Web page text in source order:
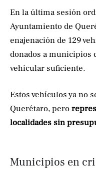
En la última sesión
Ayuntamiento de
enajenación de 129
donados a municipios
vehicular suficiente.
Estos vehículos ya no
Querétaro, pero
localidades sin
Municipios en